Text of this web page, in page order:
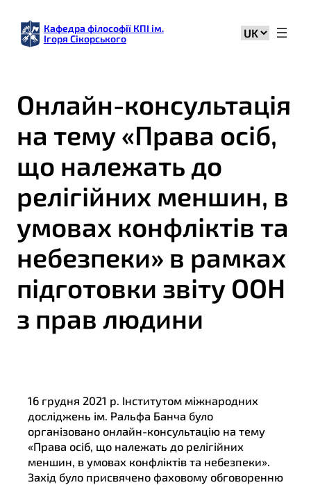
Кафедра філософії КПІ ім.
Ігоря Сікорського
Вибрати
Онлайн-консультація
на тему «Права осіб,
що належать до
релігійних меншин, в
умовах конфліктів та
небезпеки» в рамках
підготовки звіту ООН
з прав людини
16 грудня 2021 р. Інститутом міжнародних
досліджень ім. Ральфа Банча було
організовано онлайн-консультацію на тему
«Права осіб, що належать до релігійних
меншин, в умовах конфліктів та небезпеки».
Захід було присвячено фаховому обговоренню